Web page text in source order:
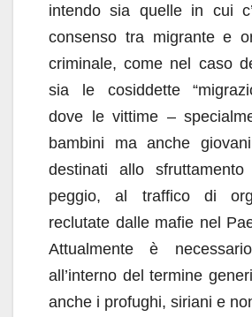
intendo sia quelle in cui
consenso tra migrante e
criminale, come nel caso
sia le cosiddette
dove le vittime –
bambini ma anche
destinati allo
peggio, al traffico di
reclutate dalle mafie nel
Attualmente è
all’interno del termine
anche i profughi, siriani e